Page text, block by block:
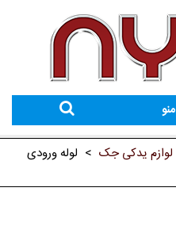
منو
لوازم یدکی جک > لوله ورودی